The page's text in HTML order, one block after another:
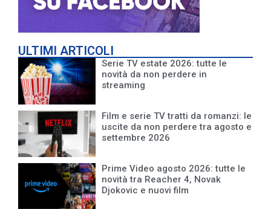
ULTIMI ARTICOLI
Serie TV estate 2026: tutte le
novità da non perdere in
streaming
Film e serie TV tratti da romanzi: le
uscite da non perdere tra agosto e
settembre 2026
Prime Video agosto 2026: tutte le
novità tra Reacher 4, Novak
Djokovic e nuovi film